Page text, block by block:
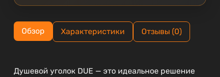
Обзор Характеристики Отзывы (0)
Душевой уголок DUE — это идеальное решение